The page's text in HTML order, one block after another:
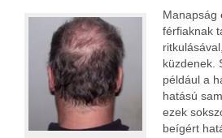
Manapság
férfiaknak
küzdenek.
például a
hatású
ezek
beígért